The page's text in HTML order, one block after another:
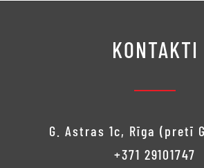
KONTAKTI
G. Astras 1c, Rīga (pretī
+371 29101747